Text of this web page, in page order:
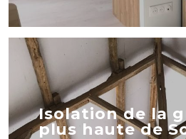
Isolation de la
plus haute de